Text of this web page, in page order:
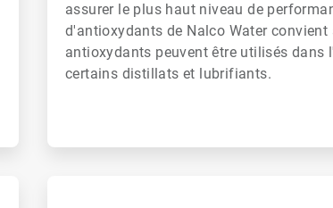
assurer le plus haut niveau de
d'antioxydants de Nalco Water
antioxydants peuvent être utilisés dans
certains distillats et lubrifiants.